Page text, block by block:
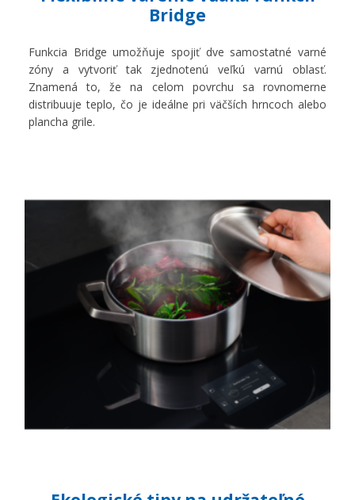
Bridge
Funkcia Bridge umožňuje spojiť dve samostatné varné
zóny a vytvoriť tak zjednotenú veľkú varnú oblasť.
Znamená to, že na celom povrchu sa rovnomerne
distribuuje teplo, čo je ideálne pri väčších hrncoch alebo
plancha grile.